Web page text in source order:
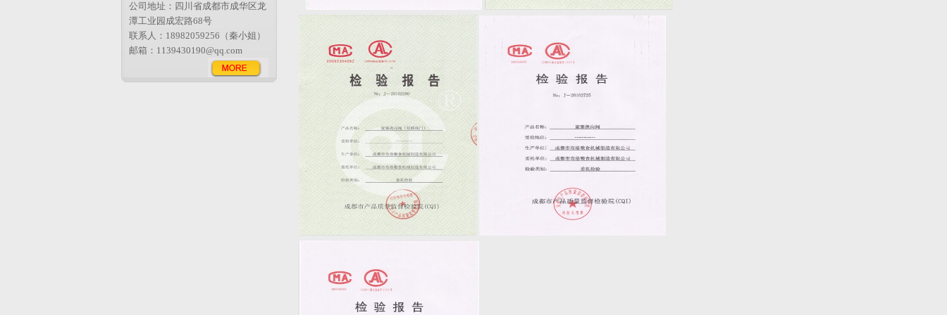
公司地址：四川省成都市成华区龙
潭工业园成宏路68号
联系人：18982059256（秦小姐）
邮箱：1139430190@qq.com